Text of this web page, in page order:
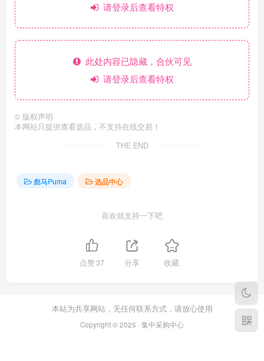
请登录后查看特权
此处内容已隐藏，合伙可见
请登录后查看特权
© 版权声明
本网站只提供查看选品，不支持在线交易！
THE END
彪马Puma 选品中心
喜欢就支持一下吧
点赞37 分享 收藏
本站为共享网站，无任何联系方式，请放心使用
Copyright © 2025 · 集中采购中心